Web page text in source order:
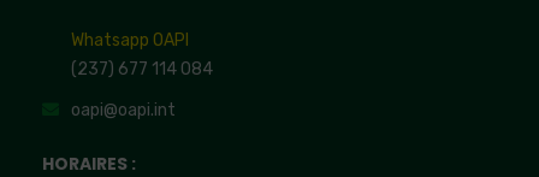
Whatsapp OAPI
(237) 677 114 084
oapi@oapi.int
HORAIRES :